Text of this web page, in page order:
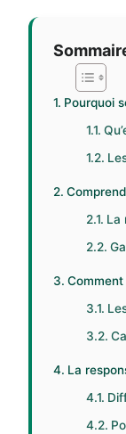
Pourquoi
La
Comment
La